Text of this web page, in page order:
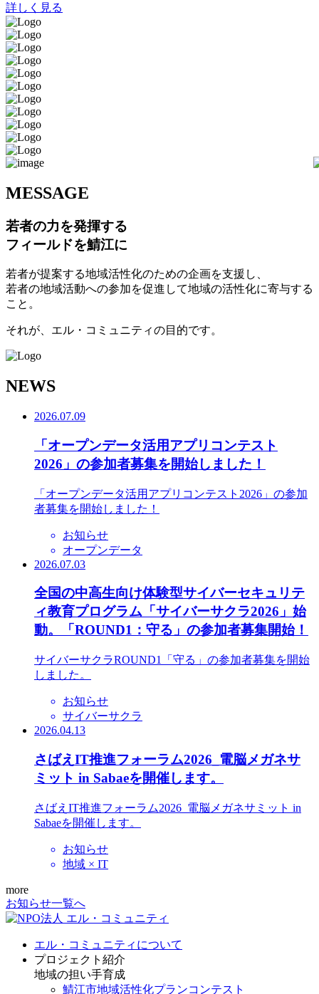
詳しく見る
MESSAGE
若者の力を発揮する
フィールドを鯖江に
若者が提案する地域活性化のための企画を支援し、
若者の地域活動への参加を促進して地域の活性化に寄与する
こと。
それが、エル・コミュニティの目的です。
NEWS
2026.07.09
「オープンデータ活用アプリコンテスト
2026」の参加者募集を開始しました！
「オープンデータ活用アプリコンテスト2026」の参加
者募集を開始しました！
お知らせ
オープンデータ
2026.07.03
全国の中高生向け体験型サイバーセキュリテ
ィ教育プログラム「サイバーサクラ2026」始
動。「ROUND1：守る」の参加者募集開始！
サイバーサクラROUND1「守る」の参加者募集を開始
しました。
お知らせ
サイバーサクラ
2026.04.13
さばえIT推進フォーラム2026_電脳メガネサ
ミット in Sabaeを開催します。
さばえIT推進フォーラム2026_電脳メガネサミット in
Sabaeを開催します。
お知らせ
地域 × IT
more
お知らせ一覧へ
エル・コミュニティについて
プロジェクト紹介
地域の担い手育成
鯖江市地域活性化プランコンテスト